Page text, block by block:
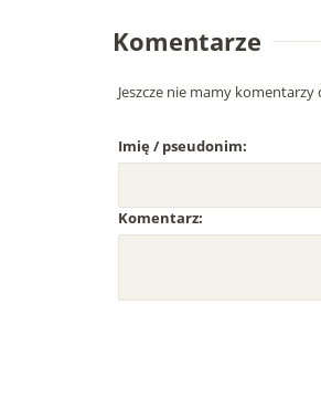
Komentarze
Jeszcze nie mamy
Imię / pseudonim:
Komentarz: